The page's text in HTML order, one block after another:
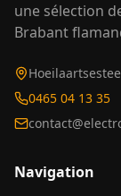
une sélection
Brabant
0465 04 13 35
Navigation